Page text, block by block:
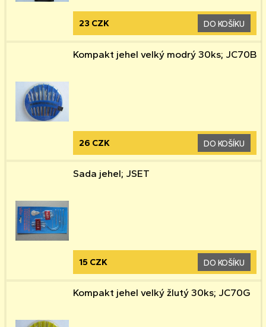
23 CZK DO KOŠÍKU
Kompakt jehel velký modrý 30ks; JC70B
26 CZK DO KOŠÍKU
Sada jehel; JSET
15 CZK DO KOŠÍKU
Kompakt jehel velký žlutý 30ks; JC70G